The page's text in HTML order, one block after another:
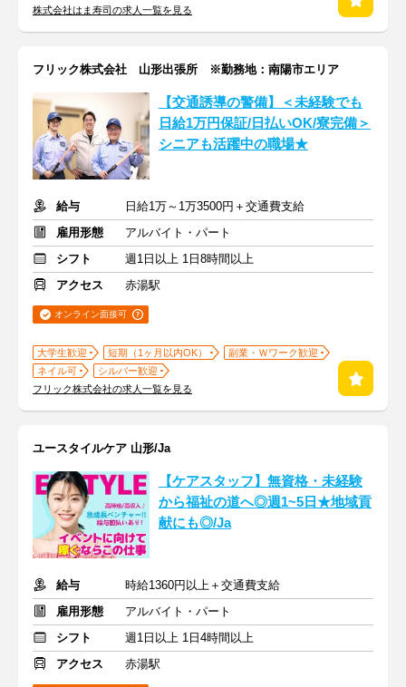
株式会社はま寿司の求人一覧を見る
フリック株式会社 山形出張所 ※勤務地：南陽市エリア
【交通誘導の警備】＜未経験でも
日給1万円保証/日払いOK/寮完備＞
シニアも活躍中の職場★
給与
日給1万～1万3500円＋交通費支給
雇用形態
アルバイト・パート
シフト
週1日以上 1日8時間以上
アクセス
赤湯駅
オンライン面接可
大学生歓迎 短期（1ヶ月以内OK）
副業・Ｗワーク歓迎
ネイル可
シルバー歓迎
フリック株式会社の求人一覧を見る
ユースタイルケア 山形/Ja
【ケアスタッフ】無資格・未経験
から福祉の道へ◎週1~5日★地域貢
献にも◎/Ja
給与
時給1360円以上＋交通費支給
雇用形態
アルバイト・パート
シフト
週1日以上 1日4時間以上
アクセス
赤湯駅